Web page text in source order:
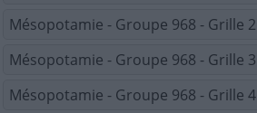
Mésopotamie - Groupe 968 - Grille 2
Mésopotamie - Groupe 968 - Grille 3
Mésopotamie - Groupe 968 - Grille 4